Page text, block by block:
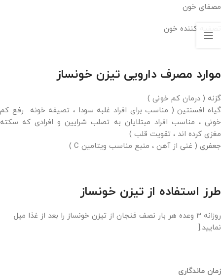
مصفای خون
تصفیه کننده خون
موارد مصرف دارویی تیزن خونساز
گزنه ( درمان کم خونی )
گیاه افسنتین ( مناسب برای افراد غلبه سودا ، تصیفه خونه رفع کم
خونی ، مناسب افراد مبتلایان به تصلب شرایین و افرادی که سکته
مغزی کرده اند ، تقویت قلب )
جعفری ( غنی از آهن ، منبع مناسب ویتامین C )
طرز استفاده از تیزن خونساز
روزانه 3 وعده هر بار نصف فنجان از تیزن خونساز را بعد از غذا میل
نمایید.[
زمان ماندگاری